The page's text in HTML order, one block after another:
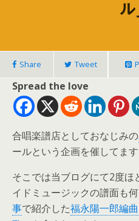
ル
Share Tweet
Spread the love
合唱楽譜店としておなじみの
ールという企画を催してます
そこでは当ブログにて2度
イドミュージックの譜面も何
事で紹介した福永陽一郎編